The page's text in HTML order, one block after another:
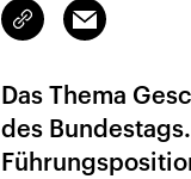
Link
kopieren/teilen
Email
Das Thema
des